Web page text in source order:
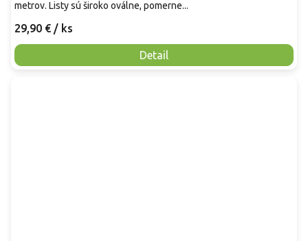
29,90 € / ks
Detail
metrov. Listy sú široko oválne, pomerne...